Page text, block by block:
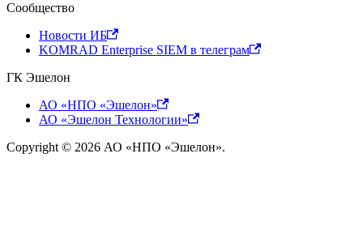
Сообщество
Новости ИБ
KOMRAD Enterprise SIEM в телеграм
ГК Эшелон
АО «НПО «Эшелон»
АО «Эшелон Технологии»
Copyright © 2026 АО «НПО «Эшелон».